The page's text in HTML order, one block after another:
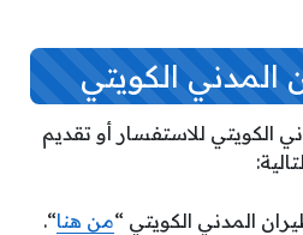
المدني الكويتي
الكويتي للاستفسار أو تقديم
المدني الكويتي “من هنا“.